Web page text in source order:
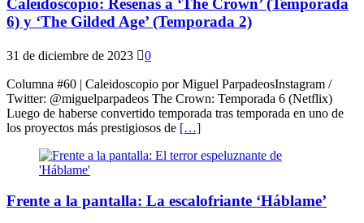
Caleidoscopio: Reseñas a ‘The Crown’ (Temporada
6) y ‘The Gilded Age’ (Temporada 2)
31 de diciembre de 2023 0
Columna #60 | Caleidoscopio por Miguel ParpadeosInstagram /
Twitter: @miguelparpadeos The Crown: Temporada 6 (Netflix)
Luego de haberse convertido temporada tras temporada en uno de
los proyectos más prestigiosos de […]
Frente a la pantalla: La escalofriante ‘Háblame’